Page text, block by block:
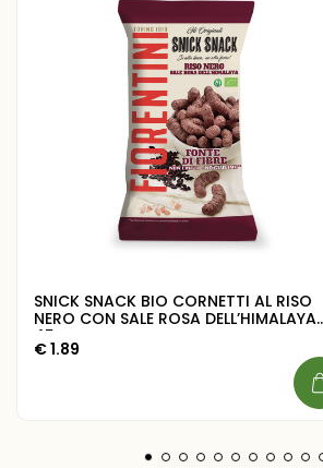
SNICK SNACK BIO CORNETTI AL RISO
NERO CON SALE ROSA DELL’HIMALAYA
45G
€1.89